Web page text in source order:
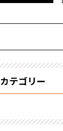
カテゴリー